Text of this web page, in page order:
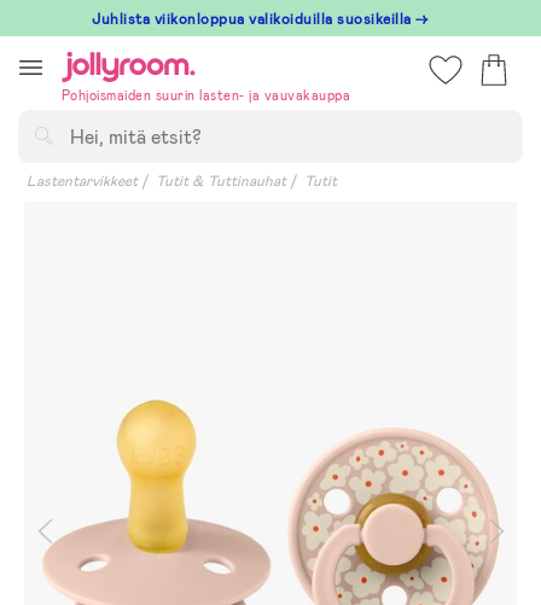
till
innehållet
Juhlista viikonloppua valikoiduilla suosikeilla →
Pohjoismaiden suurin lasten- ja vauvakauppa
Lastentarvikkeet Tutit & Tuttinauhat Tutit